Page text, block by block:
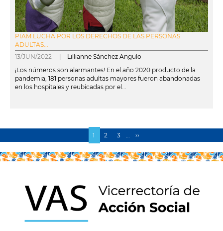
PIAM LUCHA POR LOS DERECHOS DE LAS PERSONAS
ADULTAS...
13/JUN/2022 | Lillianne Sánchez Angulo
¡Los números son alarmantes! En el año 2020 producto de la
pandemia, 181 personas adultas mayores fueron abandonadas
en los hospitales y reubicadas por el...
Página
actual
1 Page
2 Page
3
Siguiente
página
››